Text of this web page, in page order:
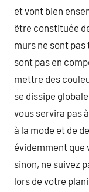
et vont bien
être constituée
murs ne sont
sont pas en
mettre des
se dissipe
vous servira pas
à la mode et de
évidemment que
sinon, ne suivez
lors de votre